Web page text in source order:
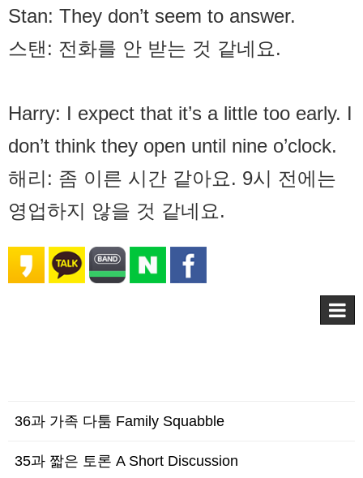
Stan: They don’t seem to answer.
스탠: 전화를 안 받는 것 같네요.
Harry: I expect that it’s a little too early. I
don’t think they open until nine o’clock.
해리: 좀 이른 시간 같아요. 9시 전에는
영업하지 않을 것 같네요.
36과 가족 다툼 Family Squabble
35과 짧은 토론 A Short Discussion